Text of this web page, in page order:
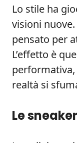
Lo stile ha
visioni
pensato per
L’effetto è
realtà si
Le